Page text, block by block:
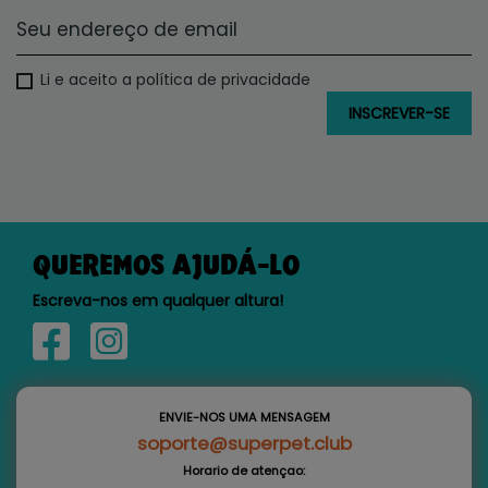
Li e aceito a política de privacidade
QUEREMOS AJUDÁ-LO
Escreva-nos em qualquer altura!
ENVIE-NOS UMA MENSAGEM
soporte@superpet.club
Horario de atençao: